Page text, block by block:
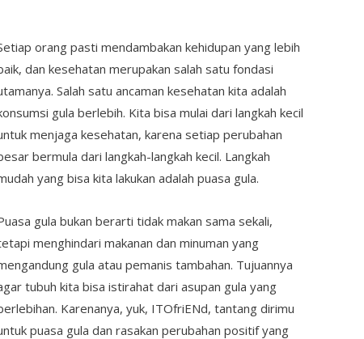
orang pasti mendambakan kehidupan yang lebih
dan kesehatan merupakan salah satu fondasi
Salah satu ancaman kesehatan kita adalah
gula berlebih. Kita bisa mulai dari langkah kecil
menjaga kesehatan, karena setiap perubahan
bermula dari langkah-langkah kecil. Langkah
yang bisa kita lakukan adalah puasa gula.
gula bukan berarti tidak makan sama sekali,
menghindari makanan dan minuman yang
gula atau pemanis tambahan. Tujuannya
tubuh kita bisa istirahat dari asupan gula yang
Karenanya, yuk, ITOfriENd, tantang dirimu
puasa gula dan rasakan perubahan positif yang